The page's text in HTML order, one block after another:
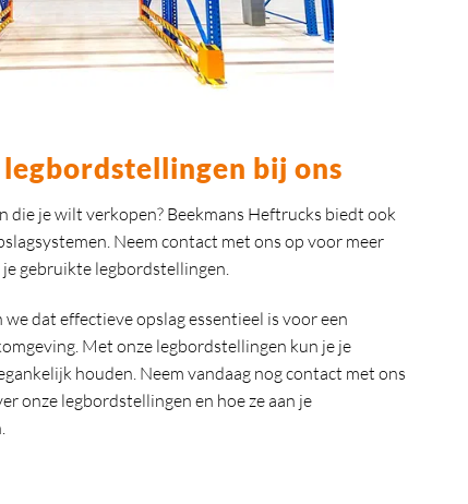
bij ons
die je wilt verkopen? Beekmans Heftrucks biedt ook
Neem contact met ons op voor meer
gebruikte legbordstellingen.
dat effectieve opslag essentieel is voor een
Met onze legbordstellingen kun je je
houden. Neem vandaag nog contact met ons
onze legbordstellingen en hoe ze aan je